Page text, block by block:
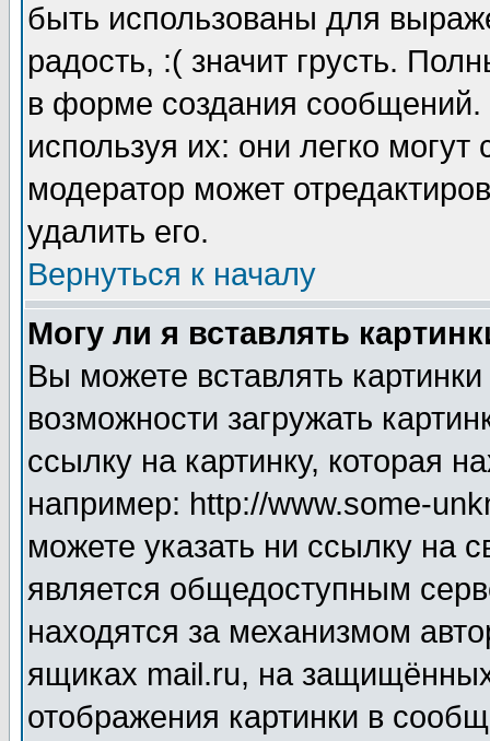
быть использованы для
радость, :( значит грусть.
в форме создания сообщений.
используя их: они легко
модератор может
удалить его.
Вернуться к началу
Могу ли я вставлять
Вы можете вставлять
возможности загружать
ссылку на картинку, которая
например: http://www.some-
можете указать ни ссылку на
является общедоступным
находятся за механизмом
ящиках mail.ru, на
отображения картинки в